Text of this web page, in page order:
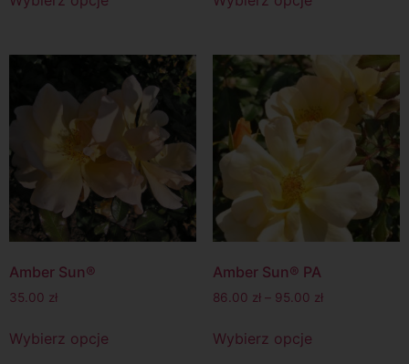
Amber Sun®
35.00 zł
Wybierz opcje
Amber Sun® PA
86.00 zł – 95.00 zł
Wybierz opcje